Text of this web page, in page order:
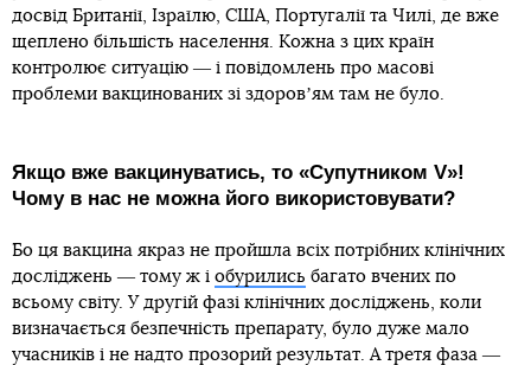
досвід Британії, Ізраїлю, США, Португалії та Чилі, де вже
щеплено більшість населення. Кожна з цих країн
контролює ситуацію ― і повідомлень про масові
проблеми вакцинованих зі здоровʼям там не було.
Якщо вже вакцинуватись, то «Супутником V»!
Чому в нас не можна його використовувати?
Бо ця вакцина якраз не пройшла всіх потрібних клінічних
досліджень ― тому ж і обурились багато вчених по
всьому світу. У другій фазі клінічних досліджень, коли
визначається безпечність препарату, було дуже мало
учасників і не надто прозорий результат. А третя фаза ―